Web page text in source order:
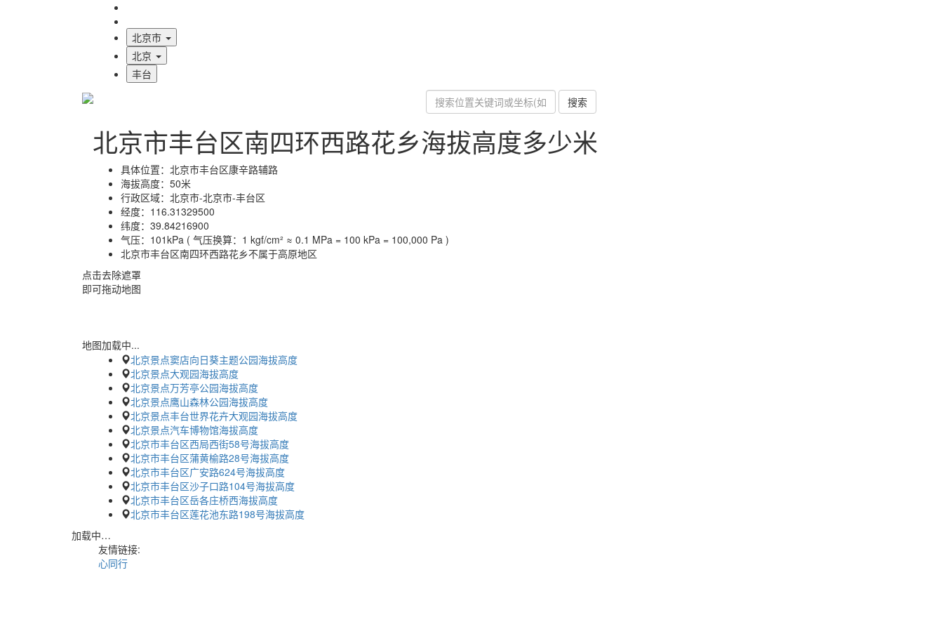
北京市
北京
丰台
搜索
北京市丰台区南四环西路花乡海拔高度多少米
具体位置： 北京市丰台区康辛路辅路
海拔高度： 50米
行政区域： 北京市-北京市-丰台区
经度： 116.31329500
纬度： 39.84216900
气压： 101kPa ( 气压换算：1 kgf/cm² ≈ 0.1 MPa = 100 kPa = 100,000 Pa )
北京市丰台区南四环西路花乡不属于高原地区
点击去除遮罩
即可拖动地图
地图加载中...
北京景点窦店向日葵主题公园海拔高度
北京景点大观园海拔高度
北京景点万芳亭公园海拔高度
北京景点鹰山森林公园海拔高度
北京景点丰台世界花卉大观园海拔高度
北京景点汽车博物馆海拔高度
北京市丰台区西局西街58号海拔高度
北京市丰台区蒲黄榆路28号海拔高度
北京市丰台区广安路624号海拔高度
北京市丰台区沙子口路104号海拔高度
北京市丰台区岳各庄桥西海拔高度
北京市丰台区莲花池东路198号海拔高度
加载中…
友情链接:
心同行